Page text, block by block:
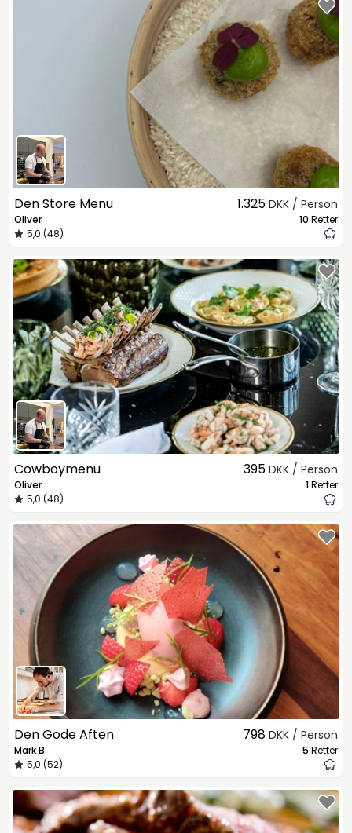
Den Store Menu
Oliver
5,0 (48)
1.325 DKK / Person
10 Retter
Cowboymenu
Oliver
5,0 (48)
395 DKK / Person
1Retter
Den Gode Aften
Mark B
5,0 (52)
798 DKK / Person
5 Retter